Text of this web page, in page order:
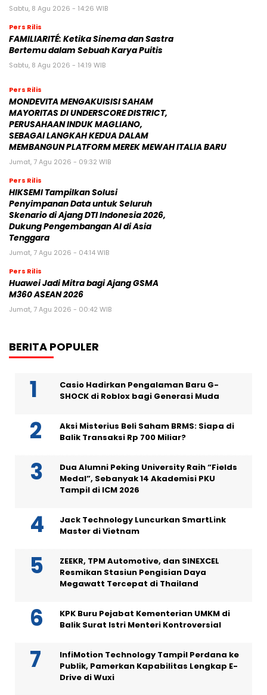
Sabtu, 8 Agu 2026 - 14:26 WIB
Pers Rilis
FAMILIARITÉ: Ketika Sinema dan Sastra
Bertemu dalam Sebuah Karya Puitis
Sabtu, 8 Agu 2026 - 14:19 WIB
Pers Rilis
MONDEVITA MENGAKUISISI SAHAM
MAYORITAS DI UNDERSCORE DISTRICT,
PERUSAHAAN INDUK MAGLIANO,
SEBAGAI LANGKAH KEDUA DALAM
MEMBANGUN PLATFORM MEREK MEWAH ITALIA BARU
Jumat, 7 Agu 2026 - 09:32 WIB
Pers Rilis
HIKSEMI Tampilkan Solusi
Penyimpanan Data untuk Seluruh
Skenario di Ajang DTI Indonesia 2026,
Dukung Pengembangan AI di Asia
Tenggara
Jumat, 7 Agu 2026 - 04:14 WIB
Pers Rilis
Huawei Jadi Mitra bagi Ajang GSMA
M360 ASEAN 2026
Jumat, 7 Agu 2026 - 00:42 WIB
BERITA POPULER
Casio Hadirkan Pengalaman Baru G-
SHOCK di Roblox bagi Generasi Muda
Aksi Misterius Beli Saham BRMS: Siapa di
Balik Transaksi Rp 700 Miliar?
Dua Alumni Peking University Raih “Fields
Medal”, Sebanyak 14 Akademisi PKU
Tampil di ICM 2026
Jack Technology Luncurkan SmartLink
Master di Vietnam
ZEEKR, TPM Automotive, dan SINEXCEL
Resmikan Stasiun Pengisian Daya
Megawatt Tercepat di Thailand
KPK Buru Pejabat Kementerian UMKM di
Balik Surat Istri Menteri Kontroversial
InfiMotion Technology Tampil Perdana ke
Publik, Pamerkan Kapabilitas Lengkap E-
Drive di Wuxi